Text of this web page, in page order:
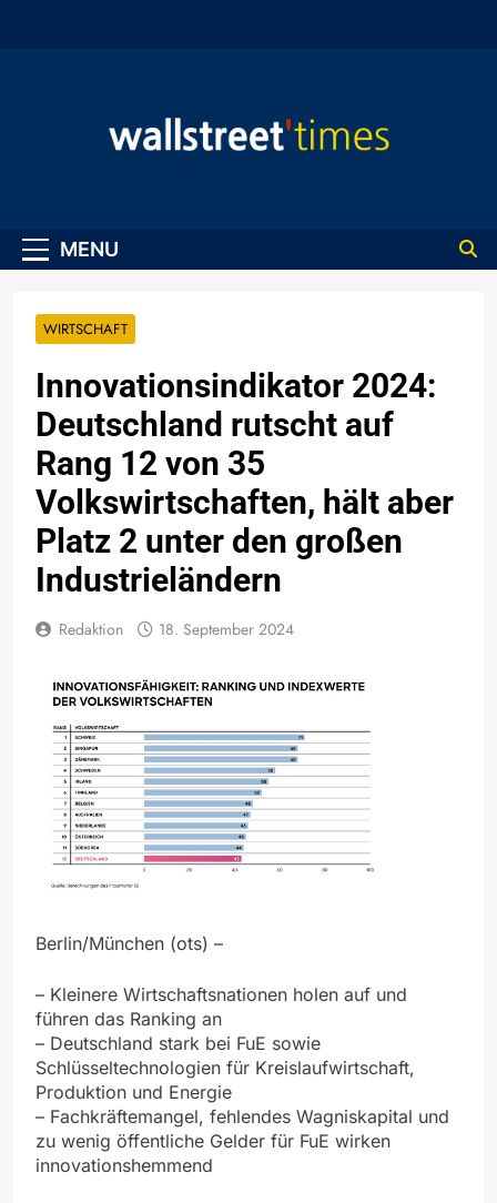
MENU
WIRTSCHAFT
Innovationsindikator 2024:
Deutschland rutscht auf
Rang 12 von 35
Volkswirtschaften, hält aber
Platz 2 unter den großen
Industrieländern
Redaktion 18. September 2024
Berlin/München (ots) –
– Kleinere Wirtschaftsnationen holen auf und
führen das Ranking an
– Deutschland stark bei FuE sowie
Schlüsseltechnologien für Kreislaufwirtschaft,
Produktion und Energie
– Fachkräftemangel, fehlendes Wagniskapital und
zu wenig öffentliche Gelder für FuE wirken
innovationshemmend